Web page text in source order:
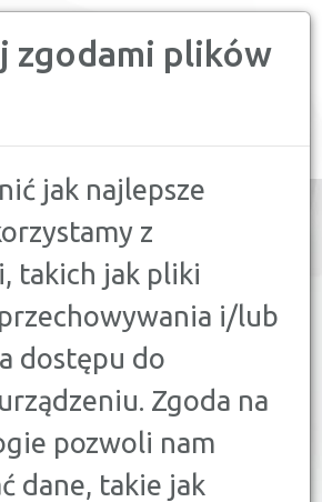
zgodami plików
jak najlepsze
z
takich jak pliki
i/lub
dostępu do
Zgoda na
pozwoli nam
dane, takie jak
navigation
16
21
9